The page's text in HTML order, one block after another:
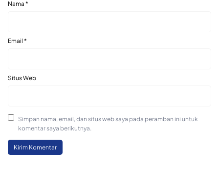
Nama *
Email *
Situs Web
Simpan nama, email, dan situs web saya pada peramban ini untuk
komentar saya berikutnya.